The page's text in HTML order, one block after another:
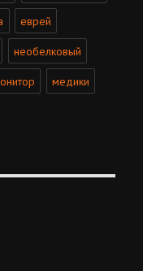
еврей
необелковый
медики